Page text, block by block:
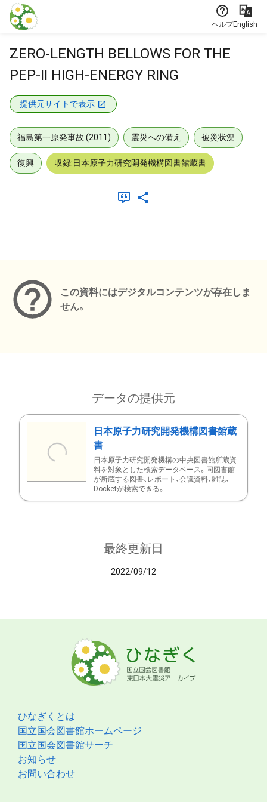
本文に飛ぶ
ヘルプEnglish
ZERO-LENGTH BELLOWS FOR THE
PEP-II HIGH-ENERGY RING
提供元サイトで表示
福島第一原発事故 (2011) 震災への備え 被災状況
復興 収録:日本原子力研究開発機構図書館蔵書
この資料にはデジタルコンテンツが存在しま
せん。
データの提供元
日本原子力研究開発機構図書館蔵
書
日本原子力研究開発機構の中央図書館所蔵資
料を対象とした検索データベース。同図書館
が所蔵する図書、レポート、会議資料、雑誌、
Docketが検索できる。
最終更新日
2022/09/12
ひなぎくとは
国立国会図書館ホームページ
国立国会図書館サーチ
お知らせ
お問い合わせ